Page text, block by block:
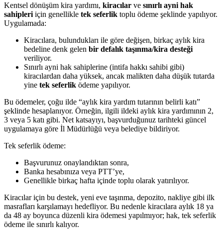
Kentsel dönüşüm kira yardımı, kiracılar ve sınırlı ayni hak
sahipleri için genellikle tek seferlik toplu ödeme şeklinde yapılıyor.
Uygulamada:
Kiracılara, bulundukları ile göre değişen, birkaç aylık kira
bedeline denk gelen bir defalık taşınma/kira desteği
veriliyor.
Sınırlı ayni hak sahiplerine (intifa hakkı sahibi gibi)
kiracılardan daha yüksek, ancak malikten daha düşük tutarda
yine tek seferlik ödeme yapılıyor.
Bu ödemeler, çoğu ilde “aylık kira yardım tutarının belirli katı”
şeklinde hesaplanıyor. Örneğin, ilgili ildeki aylık kira yardımının 2,
3 veya 5 katı gibi. Net katsayıyı, başvurduğunuz tarihteki güncel
uygulamaya göre İl Müdürlüğü veya belediye bildiriyor.
Tek seferlik ödeme:
Başvurunuz onaylandıktan sonra,
Banka hesabınıza veya PTT’ye,
Genellikle birkaç hafta içinde toplu olarak yatırılıyor.
Kiracılar için bu destek, yeni eve taşınma, depozito, nakliye gibi ilk
masrafları karşılamayı hedefliyor. Bu nedenle kiracılara aylık 18 ya
da 48 ay boyunca düzenli kira ödemesi yapılmıyor; hak, tek seferlik
ödeme ile sınırlı kalıyor.